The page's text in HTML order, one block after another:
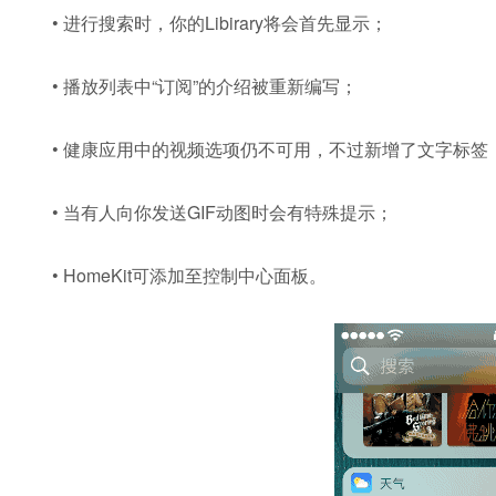
• 进行搜索时，你的Libirary将会首先显示；
• 播放列表中“订阅”的介绍被重新编写；
• 健康应用中的视频选项仍不可用，不过新增了文字标签
• 当有人向你发送GIF动图时会有特殊提示；
• HomeKit可添加至控制中心面板。